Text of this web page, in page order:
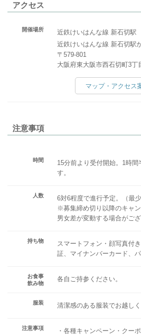
アクセス
開催場所
近鉄けいはんな線 新石切駅
近鉄けいはんな線 新石切駅
〒579-801
大阪府東大阪市西石切町3丁
マップ・アクセス
注意事項
時間
15分前より受付開始。1時間
す。
人数
6対6程度で進行予定。（最
※募集締め切り以降のキャ
男女差が変動する場合がござ
持ち物
スマートフォン・顔写真付
証、マイナンバーカード、パ
お食事
飲み物
各自ご持参ください。
服装 清潔感のある服装でお越しく
注意事項
・各種キャンペーン・クー